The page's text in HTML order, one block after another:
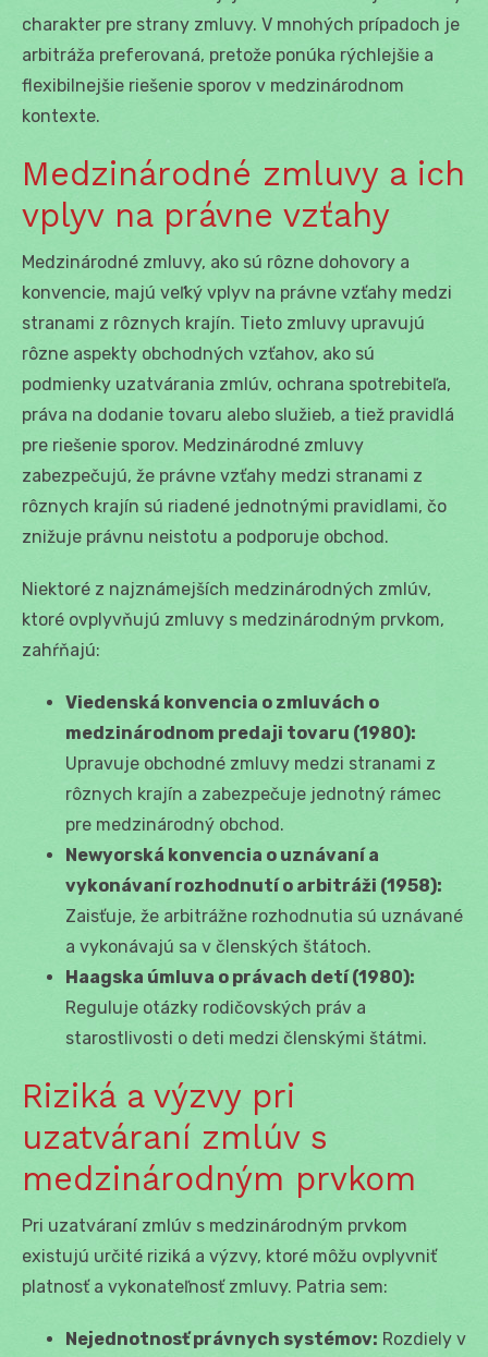
charakter pre strany zmluvy. V mnohých prípadoch je
arbitráža preferovaná, pretože ponúka rýchlejšie a
flexibilnejšie riešenie sporov v medzinárodnom
kontexte.
Medzinárodné zmluvy a ich
vplyv na právne vzťahy
Medzinárodné zmluvy, ako sú rôzne dohovory a
konvencie, majú veľký vplyv na právne vzťahy medzi
stranami z rôznych krajín. Tieto zmluvy upravujú
rôzne aspekty obchodných vzťahov, ako sú
podmienky uzatvárania zmlúv, ochrana spotrebiteľa,
práva na dodanie tovaru alebo služieb, a tiež pravidlá
pre riešenie sporov. Medzinárodné zmluvy
zabezpečujú, že právne vzťahy medzi stranami z
rôznych krajín sú riadené jednotnými pravidlami, čo
znižuje právnu neistotu a podporuje obchod.
Niektoré z najznámejších medzinárodných zmlúv,
ktoré ovplyvňujú zmluvy s medzinárodným prvkom,
zahŕňajú:
Viedenská konvencia o zmluvách o
medzinárodnom predaji tovaru (1980):
Upravuje obchodné zmluvy medzi stranami z
rôznych krajín a zabezpečuje jednotný rámec
pre medzinárodný obchod.
Newyorská konvencia o uznávaní a
vykonávaní rozhodnutí o arbitráži (1958):
Zaisťuje, že arbitrážne rozhodnutia sú uznávané
a vykonávajú sa v členských štátoch.
Haagska úmluva o právach detí (1980):
Reguluje otázky rodičovských práv a
starostlivosti o deti medzi členskými štátmi.
Riziká a výzvy pri
uzatváraní zmlúv s
medzinárodným prvkom
Pri uzatváraní zmlúv s medzinárodným prvkom
existujú určité riziká a výzvy, ktoré môžu ovplyvniť
platnosť a vykonateľnosť zmluvy. Patria sem:
Nejednotnosť právnych systémov: Rozdiely v